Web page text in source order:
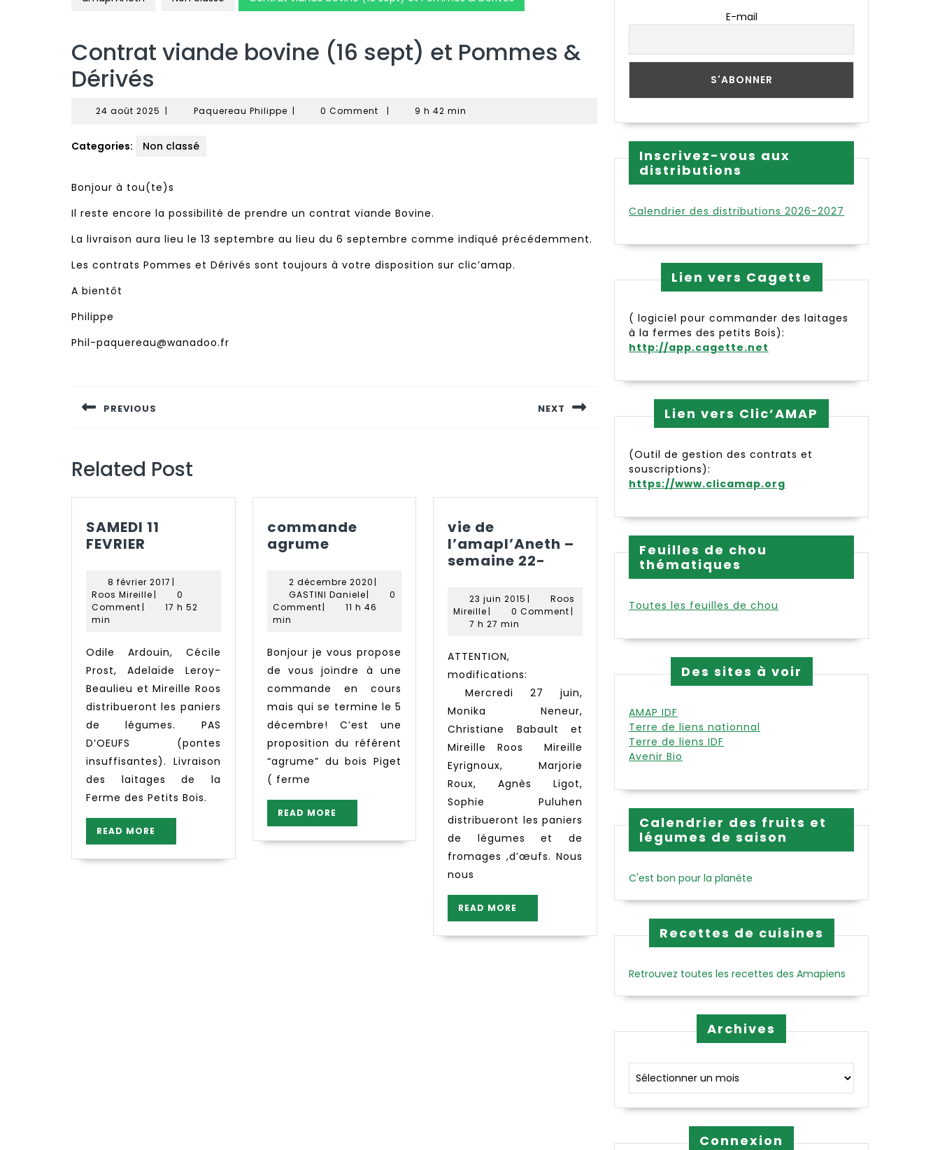
Contrat viande bovine (16 sept) et Pommes &
Dérivés
24 août 2025 24| Paquereau PhilippePaquereau
| 0 Comment | 9 h 42 min
Categories: Non classé
Bonjour à tou(te)s
Il reste encore la possibilité de prendre un contrat viande Bovine.
La livraison aura lieu le 13 septembre au lieu du 6 septembre comme indiqué précédemment.
Les contrats Pommes et Dérivés sont toujours à votre disposition sur clic’amap.
A bientôt
Philippe
Phil-paquereau@wanadoo.fr
de PREVIOUS NEXT
Related Post
SAMEDI 11
FEVRIER
FEVRIER
8 février 2017 8
février
2017
|
Roos MireilleRoos
Mireille
|
0
Comment |
17 h 52
min
Odile Ardouin, Cécile
Prost, Adelaïde Leroy-
Beaulieu et Mireille Roos
distribueront les paniers
de légumes. PAS
D’OEUFS (pontes
insuffisantes). Livraison
des laitages de la
Ferme des Petits Bois.
READ MORE
MORE
commande
agrumecommande
2 décembre 20202
décembre
2020
|
GASTINI DanieleGASTINI
Daniele
|
0
Comment|
11 h 46
min
Bonjour je vous propose
de vous joindre à une
commande en cours
mais qui se termine le 5
décembre! C’est une
proposition du référent
“agrume” du bois Piget
( ferme
READ MORE
MORE
vie de
l’amapl’Aneth –
semaine 22-
l’amapl’Aneth
–
23 juin 2015 23
juin
|
Roos
MireilleRoos
Mireille
| 0 Comment |
7 h 27 min
ATTENTION,
modifications:
Mercredi 27 juin,
Monika Neneur,
Christiane Babault et
Mireille Roos Mireille
Eyrignoux, Marjorie
Roux, Agnès Ligot,
Sophie Puluhen
distribueront les paniers
de légumes et de
fromages ,d’œufs. Nous
nous
READ MORE
MORE
E-mail
Inscrivez-vous aux
distributions
Calendrier des distributions 2026-2027
Lien vers Cagette
( logiciel pour commander des laitages
à la fermes des petits Bois):
http://app.cagette.net
Lien vers Clic’AMAP
(Outil de gestion des contrats et
souscriptions):
https://www.clicamap.org
Feuilles de chou
thématiques
Toutes les feuilles de chou
Des sites à voir
AMAP IDF
Terre de liens nationnal
Terre de liens IDF
Avenir Bio
Calendrier des fruits et
légumes de saison
C'est bon pour la planète
Recettes de cuisines
Retrouvez toutes les recettes des Amapiens
Archives
Connexion